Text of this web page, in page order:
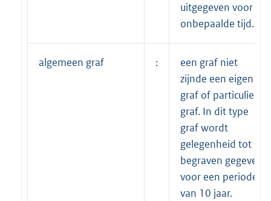
uitgegeven voor
onbepaalde tijd.
algemeen graf :
een graf niet
zijnde een eigen
graf of particulier
graf. In dit type
graf wordt
gelegenheid tot
begraven gegeven
voor een periode
van 10 jaar.